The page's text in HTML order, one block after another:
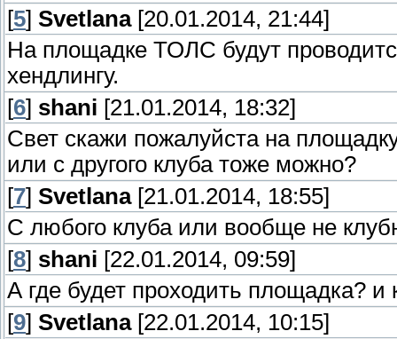
[5] Svetlana[20.01.2014, 21:44]
На площадке ТОЛС будут
хендлингу.
[6] shani [21.01.2014, 18:32]
Свет скажи пожалуйста на
или с другого клуба тоже можно?
[7] Svetlana[21.01.2014, 18:55]
С любого клуба или вообще не
[8] shani [22.01.2014, 09:59]
А где будет проходить площадка? и
[9] Svetlana[22.01.2014, 10:15]